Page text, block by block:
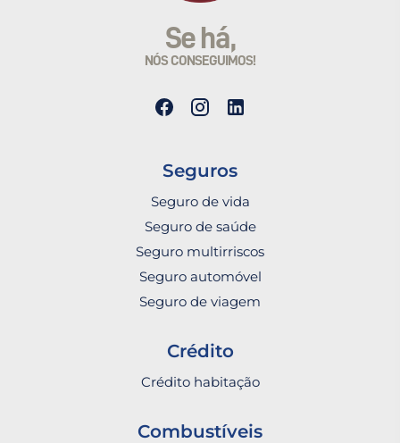
Se há,
NÓS CONSEGUIMOS!
Seguros
Seguro de vida
Seguro de saúde
Seguro multirriscos
Seguro automóvel
Seguro de viagem
Crédito
Crédito habitação
Combustíveis